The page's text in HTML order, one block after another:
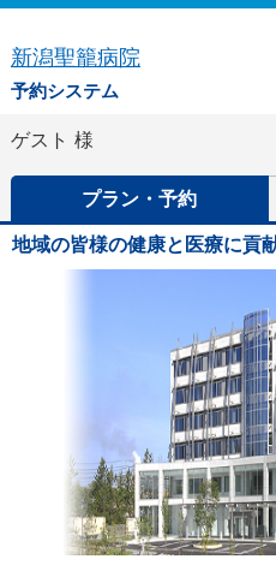
新潟聖籠病院
予約システム
ゲスト 様
プラン・予約
地域の皆様の健康と医療に貢